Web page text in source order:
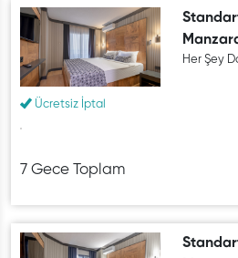
Her Şey
Ücretsiz İptal
7 Gece Toplam